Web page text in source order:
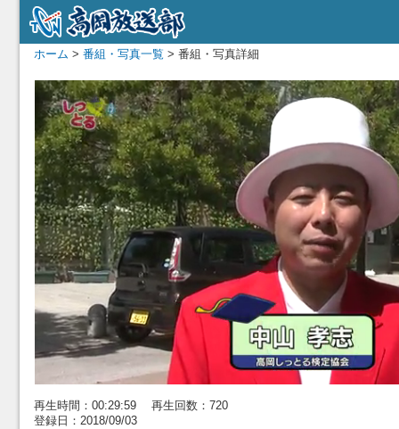
ホーム > 番組・写真一覧 > 番組・写真詳細
再生時間：00:29:59 再生回数：720
登録日：2018/09/03